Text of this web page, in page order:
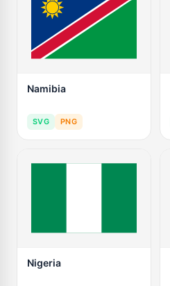
Namibia
SVG PNG
Nigeria